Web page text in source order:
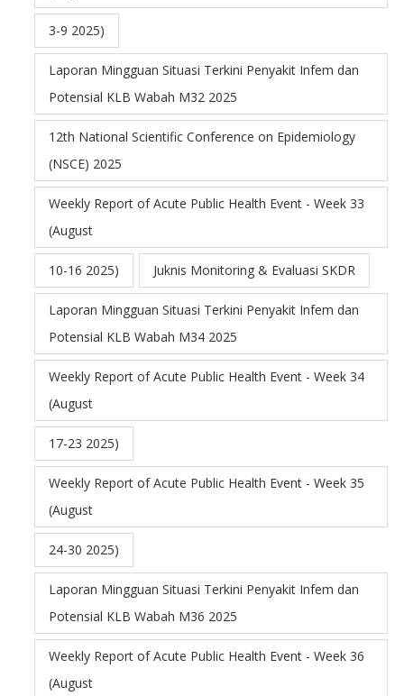
3-9 2025)
Laporan Mingguan Situasi Terkini Penyakit Infem dan
Potensial KLB Wabah M32 2025
12th National Scientific Conference on Epidemiology
(NSCE) 2025
Weekly Report of Acute Public Health Event - Week 33
(August
10-16 2025) Juknis Monitoring & Evaluasi SKDR
Laporan Mingguan Situasi Terkini Penyakit Infem dan
Potensial KLB Wabah M34 2025
Weekly Report of Acute Public Health Event - Week 34
(August
17-23 2025)
Weekly Report of Acute Public Health Event - Week 35
(August
24-30 2025)
Laporan Mingguan Situasi Terkini Penyakit Infem dan
Potensial KLB Wabah M36 2025
Weekly Report of Acute Public Health Event - Week 36
(August